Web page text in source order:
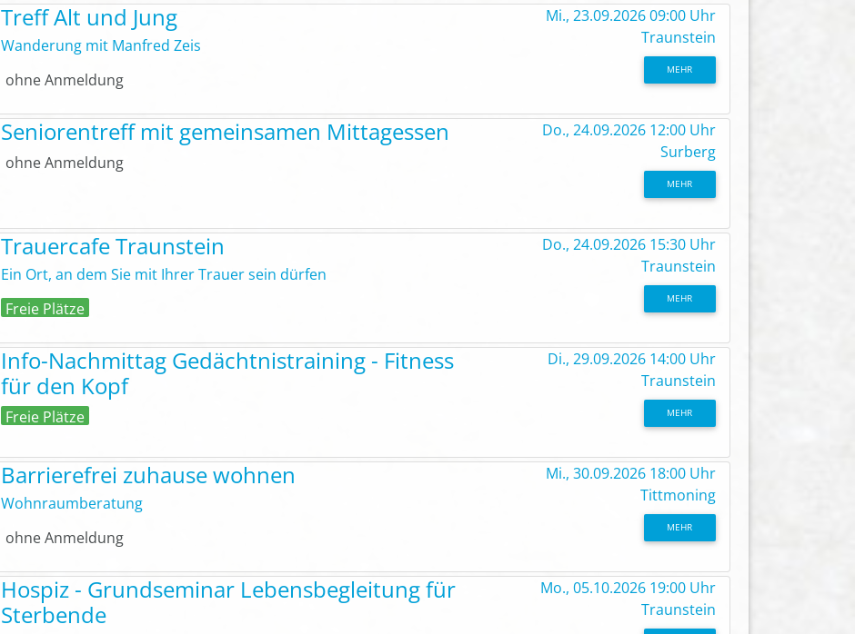
Treff Alt und Jung
Wanderung mit Manfred Zeis
ohne Anmeldung
Mi., 23.09.2026 09:00 Uhr
Traunstein
MEHR
Seniorentreff mit gemeinsamen Mittagessen
ohne Anmeldung
Do., 24.09.2026 12:00 Uhr
Surberg
MEHR
Trauercafe Traunstein
Ein Ort, an dem Sie mit Ihrer Trauer sein dürfen
Freie Plätze
Do., 24.09.2026 15:30 Uhr
Traunstein
MEHR
Info-Nachmittag Gedächtnistraining - Fitness
für den Kopf
Freie Plätze
Di., 29.09.2026 14:00 Uhr
Traunstein
MEHR
Barrierefrei zuhause wohnen
Wohnraumberatung
ohne Anmeldung
Mi., 30.09.2026 18:00 Uhr
Tittmoning
MEHR
Hospiz - Grundseminar Lebensbegleitung für
Sterbende
Mo., 05.10.2026 19:00 Uhr
Traunstein